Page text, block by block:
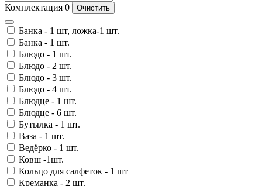
Комплектация 0 Очистить
Банка - 1 шт, ложка-1 шт.
Банка - 1 шт.
Блюдо - 1 шт.
Блюдо - 2 шт.
Блюдо - 3 шт.
Блюдо - 4 шт.
Блюдце - 1 шт.
Блюдце - 6 шт.
Бутылка - 1 шт.
Ваза - 1 шт.
Ведёрко - 1 шт.
Ковш -1шт.
Кольцо для салфеток - 1 шт
Креманка - 2 шт.